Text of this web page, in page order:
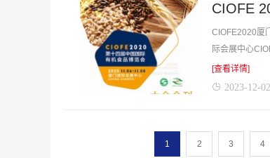
CIOFE2020厦
际会展中心
[查看详情]
2023-12-02
1 2 3 4